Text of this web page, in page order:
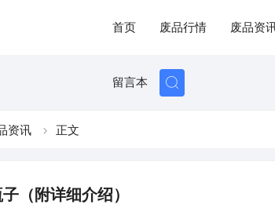
首页 废品行情 废品资
留言本
资讯 正文
（附详细介绍）